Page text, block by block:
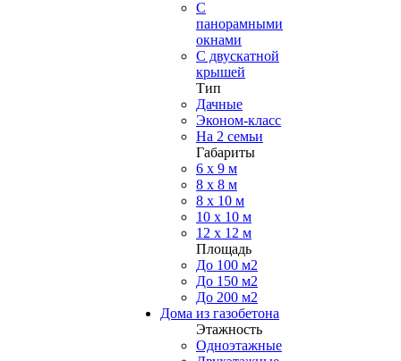
С
панорамными
окнами
С двускатной
крышей
Тип
Дачные
Эконом-класс
На 2 семьи
Габариты
6 x 9 м
8 x 8 м
8 x 10 м
10 x 10 м
12 x 12 м
Площадь
До 100 м2
До 150 м2
До 200 м2
Дома из газобетона
Этажность
Одноэтажные